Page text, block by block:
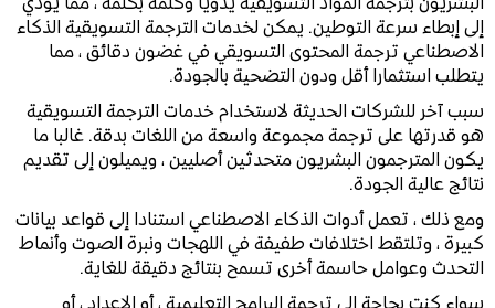
إلى إبطاء سرعة التوطين. يمكن لخدمات الترجمة التسويقية الذكاء
الاصطناعي ترجمة المحتوى التسويقي في غضون دقائق ، مما
يتطلب استثمارا أقل ودون التضحية بالجودة.
سبب آخر للشركات الحديثة لاستخدام خدمات الترجمة التسويقية
هو قدرتها على ترجمة مجموعة واسعة من اللغات بدقة. غالبا ما
يكون المترجمون البشريون متحدثين أصليين ، ويميلون إلى تقديم
نتائج عالية الجودة.
ومع ذلك ، تعمل أدوات الذكاء الاصطناعي استنادا إلى قواعد بيانات
كبيرة ، وتلتقط اختلافات طفيفة في اللهجات ونبرة الصوت وأنماط
التحدث وعوامل حاسمة أخرى تسمح بنتائج دقيقة للغاية.
سواء كنت بحاجة إلى ترجمة البرامج التعليمية ، أو الإعداد ، أو